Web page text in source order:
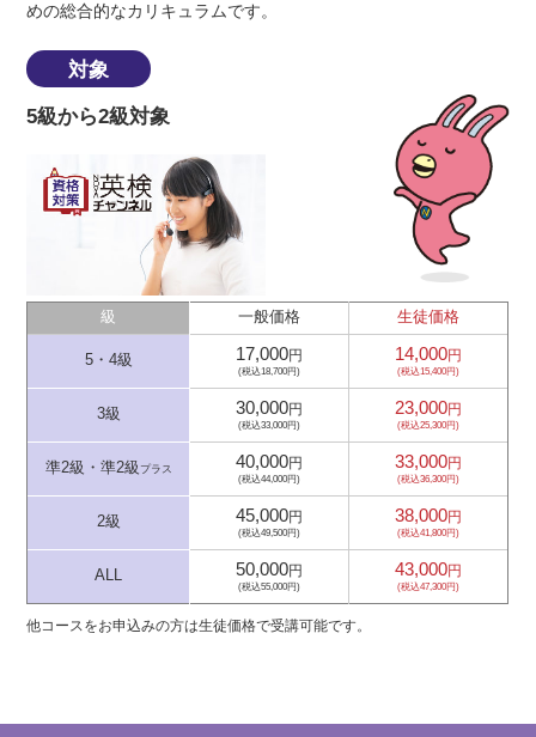
めの総合的なカリキュラムです。
対象
5級から2級対象
級 一般価格 生徒価格
5・4級 17,000円
(税込18,700円)
14,000円
(税込15,400円)
3級 30,000円
(税込33,000円)
23,000円
(税込25,300円)
準2級・準2級 プラス 40,000円
(税込44,000円)
33,000円
(税込36,300円)
2級 45,000円
(税込49,500円)
38,000円
(税込41,800円)
ALL 50,000円
(税込55,000円)
43,000円
(税込47,300円)
他コースをお申込みの方は生徒価格で受講可能です。